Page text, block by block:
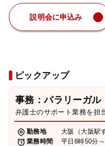
説明会に申込み
ピックアップ
事務：パラリーガル
弁護士のサポート業務を担
勤務地
大阪（大阪駅
業務時間
平日8時50分